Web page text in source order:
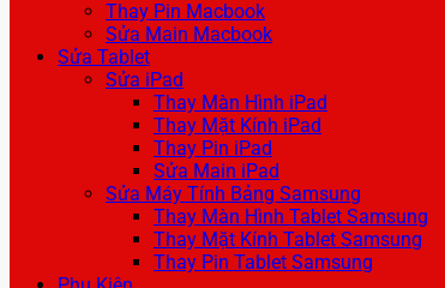
Thay Pin Macbook
Sửa Main Macbook
Sửa Tablet
Sửa iPad
Thay Màn Hình iPad
Thay Mặt Kính iPad
Thay Pin iPad
Sửa Main iPad
Sửa Máy Tính Bảng Samsung
Thay Màn Hình Tablet Samsung
Thay Mặt Kính Tablet Samsung
Thay Pin Tablet Samsung